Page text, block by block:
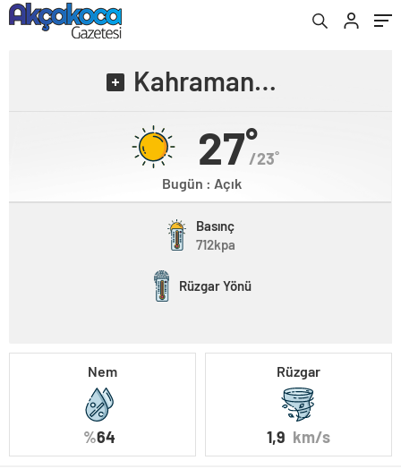
Kahramanmaraş
27˚
/23˚
Bugün : Açık
Basınç
712kpa
Rüzgar Yönü
Nem
%64
Rüzgar
1,9 km/s